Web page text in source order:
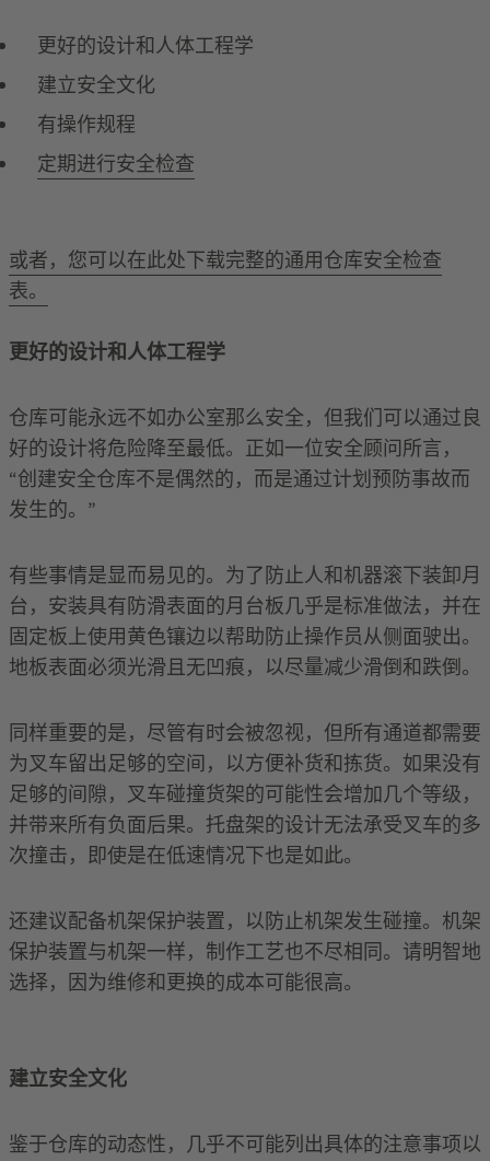
更好的设计和人体工程学
建立安全文化
有操作规程
定期进行安全检查
或者，您可以在此处下载完整的通用仓库安全检查
表。
更好的设计和人体工程学
仓库可能永远不如办公室那么安全，但我们可以通过良
好的设计将危险降至最低。正如一位安全顾问所言，
“创建安全仓库不是偶然的，而是通过计划预防事故而
发生的。”
有些事情是显而易见的。为了防止人和机器滚下装卸月
台，安装具有防滑表面的月台板几乎是标准做法，并在
固定板上使用黄色镶边以帮助防止操作员从侧面驶出。
地板表面必须光滑且无凹痕，以尽量减少滑倒和跌倒。
同样重要的是，尽管有时会被忽视，但所有通道都需要
为叉车留出足够的空间，以方便补货和拣货。如果没有
足够的间隙，叉车碰撞货架的可能性会增加几个等级，
并带来所有负面后果。托盘架的设计无法承受叉车的多
次撞击，即使是在低速情况下也是如此。
还建议配备机架保护装置，以防止机架发生碰撞。机架
保护装置与机架一样，制作工艺也不尽相同。请明智地
选择，因为维修和更换的成本可能很高。
建立安全文化
鉴于仓库的动态性，几乎不可能列出具体的注意事项以